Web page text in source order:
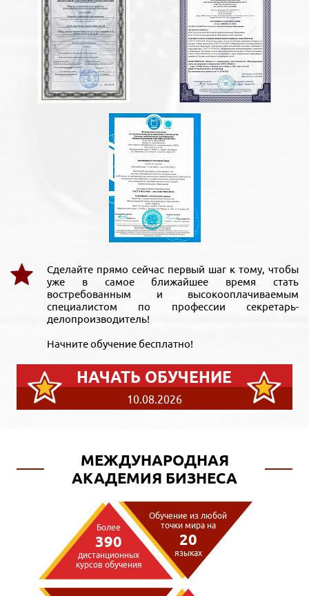
Сделайте прямо сейчас первый шаг к тому, чтобы
уже в самое ближайшее время стать
востребованным и высокооплачиваемым
специалистом по профессии секретарь-
делопроизводитель!
Начните обучение бесплатно!
НАЧАТЬ ОБУЧЕНИЕ
10.08.2026
МЕЖДУНАРОДНАЯ
АКАДЕМИЯ БИЗНЕСА
Более
390
дистанционных
курсов обучения
Обучение из любой
точки мира на
20
языках